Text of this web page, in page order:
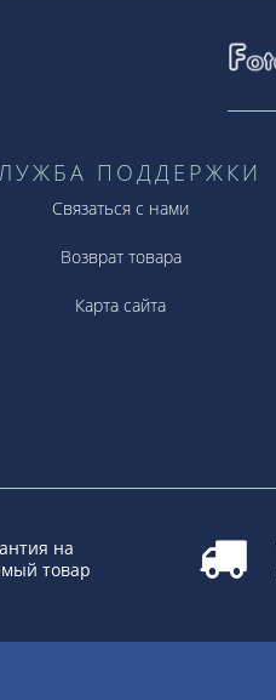
ПОДДЕРЖКИ
Связаться с нами
Возврат товара
Карта сайта
на
товар